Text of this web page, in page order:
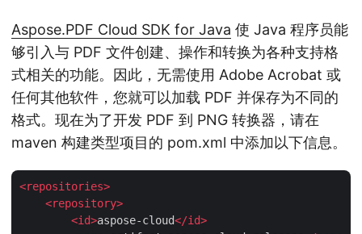
Aspose.PDF Cloud SDK for Java 使 Java 程序员能
够引入与 PDF 文件创建、操作和转换为各种支持格
式相关的功能。因此，无需使用 Adobe Acrobat 或
任何其他软件，您就可以加载 PDF 并保存为不同的
格式。现在为了开发 PDF 到 PNG 转换器，请在
maven 构建类型项目的 pom.xml 中添加以下信息。
<repositories>
<repository>
<id>aspose-cloud</id>